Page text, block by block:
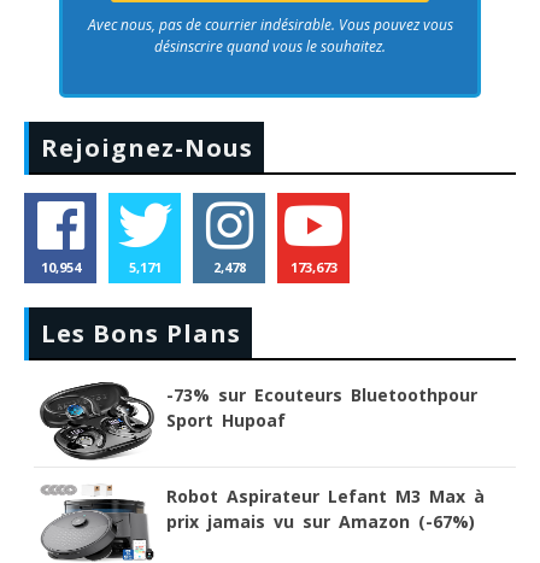
Avec nous, pas de courrier indésirable. Vous pouvez vous
désinscrire quand vous le souhaitez.
Rejoignez-Nous
10,954 5,171 2,478 173,673
Les Bons Plans
-73% sur Ecouteurs Bluetoothpour
Sport Hupoaf
Robot Aspirateur Lefant M3 Max à
prix jamais vu sur Amazon (-67%)